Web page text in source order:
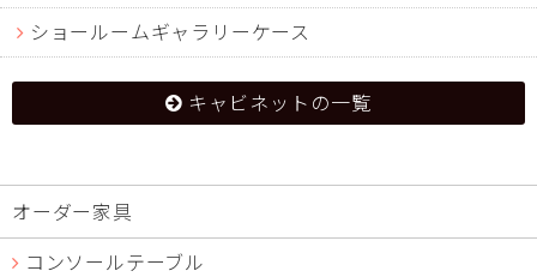
ショールームギャラリーケース
キャビネットの一覧
オーダー家具
コンソールテーブル